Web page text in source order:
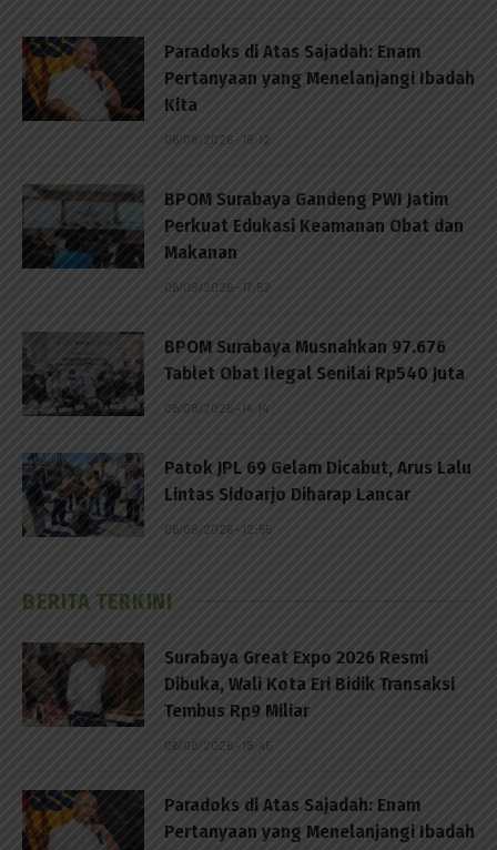
Paradoks di Atas Sajadah: Enam
Pertanyaan yang Menelanjangi Ibadah
Kita
06/08/2026 - 18:12
BPOM Surabaya Gandeng PWI Jatim
Perkuat Edukasi Keamanan Obat dan
Makanan
06/08/2026 - 17:52
BPOM Surabaya Musnahkan 97.676
Tablet Obat Ilegal Senilai Rp540 Juta
06/08/2026 - 14:14
Patok JPL 69 Gelam Dicabut, Arus Lalu
Lintas Sidoarjo Diharap Lancar
06/08/2026 - 12:55
BERITA TERKINI
Surabaya Great Expo 2026 Resmi
Dibuka, Wali Kota Eri Bidik Transaksi
Tembus Rp9 Miliar
06/08/2026 - 18:45
Paradoks di Atas Sajadah: Enam
Pertanyaan yang Menelanjangi Ibadah